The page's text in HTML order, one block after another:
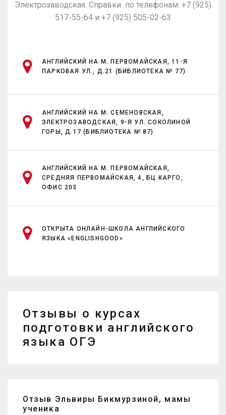
Электрозаводская. Справки по телефонам: +7 (925)
517-55-64 и +7 (925) 505-02-63
АНГЛИЙСКИЙ НА М. ПЕРВОМАЙСКАЯ, 11-Я
ПАРКОВАЯ УЛ., Д.21 (БИБЛИОТЕКА № 77)
АНГЛИЙСКИЙ НА М. СЕМЕНОВСКАЯ,
ЭЛЕКТРОЗАВОДСКАЯ, 9-Я УЛ. СОКОЛИНОЙ
ГОРЫ, Д.17 (БИБЛИОТЕКА № 87)
АНГЛИЙСКИЙ НА М. ПЕРВОМАЙСКАЯ,
СРЕДНЯЯ ПЕРВОМАЙСКАЯ, 4, БЦ КАРГО,
ОФИС 203
ОТКРЫТА ОНЛАЙН-ШКОЛА АНГЛИЙСКОГО
ЯЗЫКА «ENGLISHGOOD»
Отзывы о курсах
подготовки английского
языка ОГЭ
Отзыв Эльвиры Бикмурзиной, мамы
ученика